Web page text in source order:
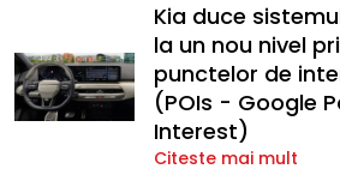
Kia duce
la un nou nivel
punctelor de
(POIs - Google
Interest)
Citeste mai mult